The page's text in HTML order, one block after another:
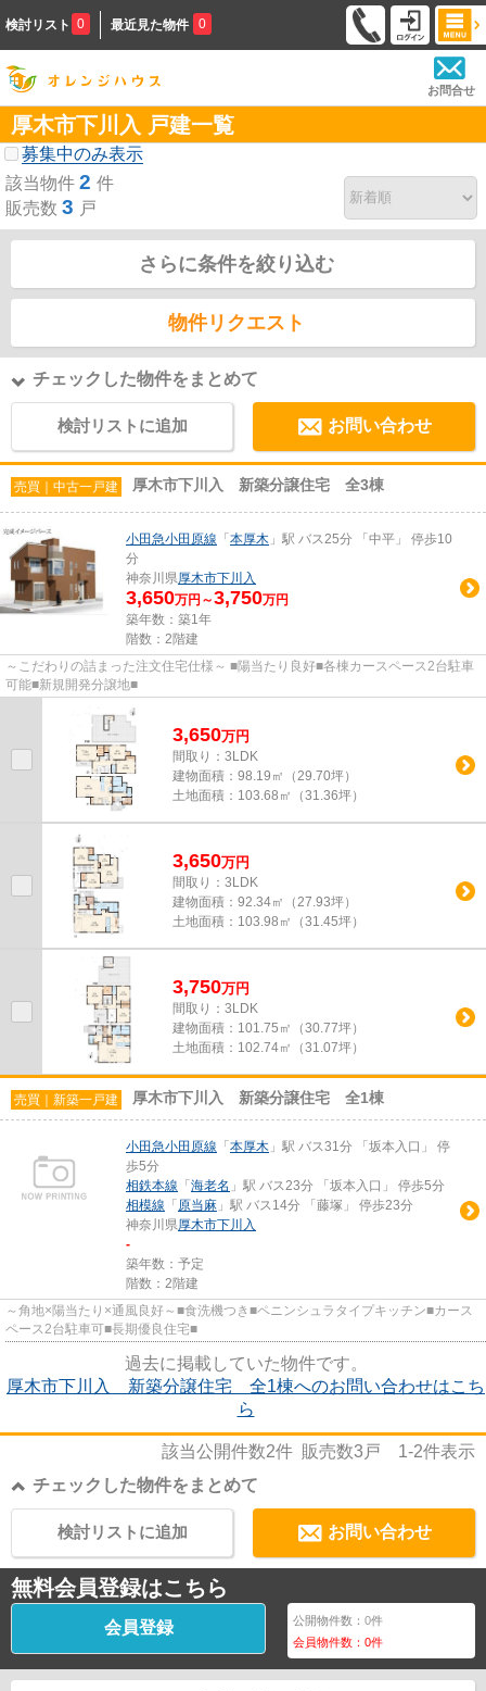
検討リスト 0 最近見た物件 0
お問合せ
厚木市下川入 戸建一覧
募集中のみ表示
該当物件 2 件
販売数 3 戸
さらに条件を絞り込む
物件リクエスト
チェックした物件をまとめて
検討リストに追加 お問い合わせ
売買｜中古一戸建 厚木市下川入 新築分譲住宅 全3棟
小田急小田原線 「 本厚木 」駅 バス25分 「中平」 停歩10
分
神奈川県厚木市下川入
3,650万円～3,750万円
築年数：築1年
階数：2階建
～こだわりの詰まった注文住宅仕様～ ■陽当たり良好■各棟カースペース2台駐車
可能■新規開発分譲地■
3,650万円
間取り：3LDK
建物面積： 98.19㎡（29.70坪）
土地面積： 103.68㎡（31.36坪）
3,650万円
間取り：3LDK
建物面積： 92.34㎡（27.93坪）
土地面積： 103.98㎡（31.45坪）
3,750万円
間取り：3LDK
建物面積： 101.75㎡（30.77坪）
土地面積： 102.74㎡（31.07坪）
売買｜新築一戸建 厚木市下川入 新築分譲住宅 全1棟
小田急小田原線 「 本厚木 」駅 バス31分 「坂本入口」 停
歩5分
相鉄本線 「 海老名 」駅 バス23分 「坂本入口」 停歩5分
相模線 「 原当麻 」駅 バス14分 「藤塚」 停歩23分
神奈川県厚木市下川入
-
築年数：予定
階数：2階建
～角地×陽当たり×通風良好～■食洗機つき■ペニンシュラタイプキッチン■カース
ペース2台駐車可■長期優良住宅■
過去に掲載していた物件です。
厚木市下川入 新築分譲住宅 全1棟へのお問い合わせはこち
ら
該当公開件数2件 販売数3 戸 1-2件表示
チェックした物件をまとめて
お問い合わせ
検討リストに追加
無料会員登録はこちら
会員登録 公開物件数：0件
会員物件数：0件